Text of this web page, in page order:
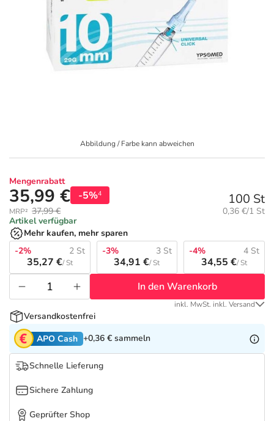
Diabetes
Körperpflege & Kosmetik
Natur & Homöopathie
Sanitätshaus
Sport & Fitness
Tierapotheke
Vitamine & Mineralstoffe
Marken
Geschenkideen
Aktuelle Coupons
Sonnenpflege
Sommerpflege für Haar und Kopfhaut
Täglich gut versorgt
Fragen und Antworten
Kontakt
E-Rezept App
5% Extra Cash
Avene & Ducray Deals
Nattermann Deals
R(h)ein Nutrition Deals
Refluthin, Lasea & Carmenthin Deals
Salus Deals
Abbildung / Farbe kann abweichen
Mengenrabatt
35,99 € -5%4
MRP² 37,99 €
100 St
Grundpreis:
0,36 €/1 St
Artikel verfügbar
Mehr kaufen, mehr sparen
-2%
2 St
35,27 €/ St
-3% 3 St
34,91 €/ St
-4% 4 St
34,55 €/ St
In den Warenkorb
inkl. MwSt. inkl. Versand
Versandkostenfrei
APO Cash +0,36 € sammeln
Schnelle Lieferung
Sichere Zahlung
Geprüfter Shop